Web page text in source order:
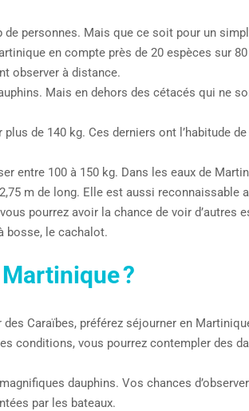
personnes. Mais que ce soit pour un
en compte près de 20 espèces sur
observer à distance.
Mais en dehors des cétacés qui ne
de 140 kg. Ces derniers ont l’habitude
entre 100 à 150 kg. Dans les eaux de
m de long. Elle est aussi reconnaissable
pourrez avoir la chance de voir d’autres
bosse, le cachalot.
?
Caraïbes, préférez séjourner en
conditions, vous pourrez contempler des
dauphins. Vos chances
par les bateaux.